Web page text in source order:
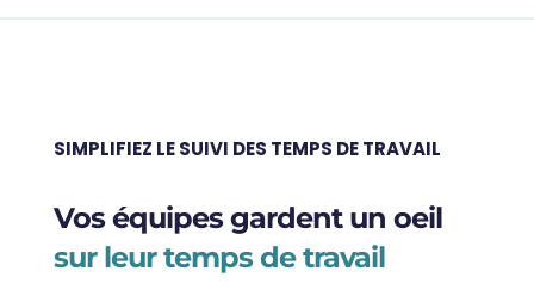
SIMPLIFIEZ LE SUIVI DES TEMPS DE TRAVAIL
Vos équipes gardent un oeil
sur leur temps de travail